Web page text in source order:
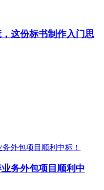
这份标书制作入门思
务外包项目顺利中